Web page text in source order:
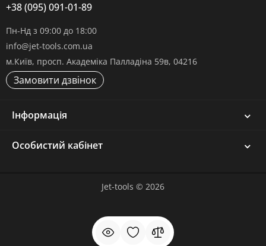
+38 (095) 091-01-89
Пн-Нд з 09:00 до 18:00
info@jet-tools.com.ua
м.Київ, просп. Академіка Палладіна 59в, 04216
Замовити дзвінок
Інформація
Особистий кабінет
Jet-tools © 2026